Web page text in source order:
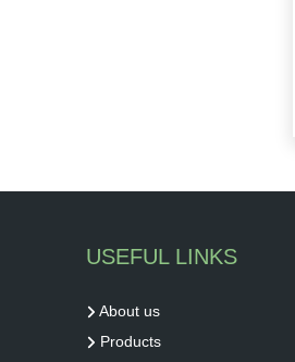
USEFUL LINKS
About us
Products